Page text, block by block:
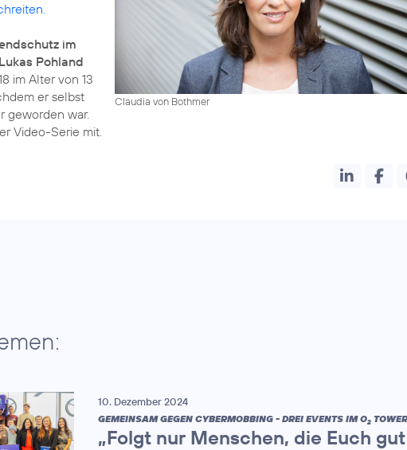
Claudia von Bothmer
im
Lukas Pohland
im Alter von 13
er selbst
geworden war.
Video-Serie mit.
10. Dezember 2024
GEMEINSAM GEGEN CYBERMOBBING - DREI EVENTS IM O2
„Folgt nur Menschen, die Euch